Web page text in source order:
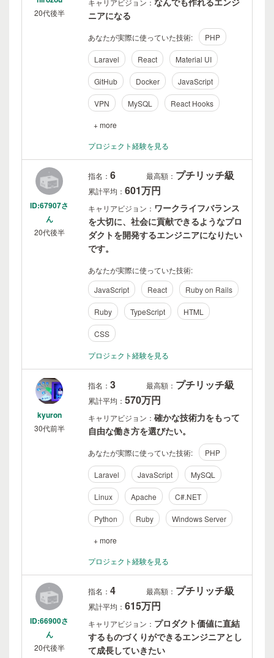
20代後半
キャリアビジョン：
ニアになる
あなたが実際に使っていた技術: PHP
Laravel React Material UI
GitHub Docker JavaScript
VPN MySQL React Hooks
+ more
プロジェクト経験を見る
ID:67907さ
ん
20代後半
指名： 6 最高額： プチリッチ級
累計平均： 601万円
キャリアビジョン： ワークライフバランス
を大切に、社会に貢献できるようなプロ
ダクトを開発するエンジニアになりたい
です。
あなたが実際に使っていた技術:
JavaScript
React Ruby on Rails
Ruby TypeScript HTML
CSS
プロジェクト経験を見る
kyuron
30代前半
指名： 3 最高額： プチリッチ級
累計平均： 570万円
キャリアビジョン： 確かな技術力をもって
自由な働き方を選びたい。
あなたが実際に使っていた技術: PHP
Laravel JavaScript MySQL
Linux Apache C#.NET
Python Ruby Windows Server
+ more
プロジェクト経験を見る
ID:66900さ
ん
20代後半
指名： 4 最高額： プチリッチ級
累計平均： 615万円
キャリアビジョン： プロダクト価値に直結
するものづくりができるエンジニアとし
て成長していきたい